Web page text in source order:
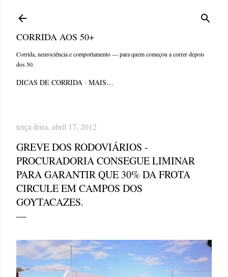
CORRIDA AOS 50+
Corrida, neurociência e comportamento — para quem começou a correr depois
dos 50.
DICAS DE CORRIDA MAIS…
terça-feira, abril 17, 2012
GREVE DOS RODOVIÁRIOS -
PROCURADORIA CONSEGUE LIMINAR
PARA GARANTIR QUE 30% DA FROTA
CIRCULE EM CAMPOS DOS
GOYTACAZES.